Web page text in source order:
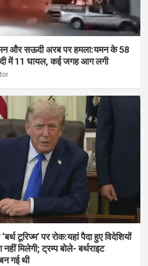
यमन और सऊदी अरब पर हमला:यमन के 58
में 11 घायल, कई जगह आग लगी
टूरिज्म’ पर रोक:यहां पैदा हुए विदेशियों
मिलेगी; ट्रम्प बोले- बर्थराइट
गई थी